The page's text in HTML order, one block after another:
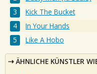
Kick The Bucket
In Your Hands
Like A Hobo
ÄHNLICHE KÜNSTLER